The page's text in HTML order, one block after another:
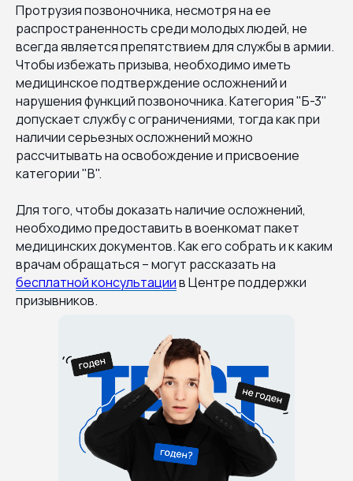
Протрузия позвоночника, несмотря на ее
распространенность среди молодых людей, не
всегда является препятствием для службы в армии.
Чтобы избежать призыва, необходимо иметь
медицинское подтверждение осложнений и
нарушения функций позвоночника. Категория "Б-3"
допускает службу с ограничениями, тогда как при
наличии серьезных осложнений можно
рассчитывать на освобождение и присвоение
категории "В".
Для того, чтобы доказать наличие осложнений,
необходимо предоставить в военкомат пакет
медицинских документов. Как его собрать и к каким
врачам обращаться – могут рассказать на
бесплатной консультациив Центре поддержки
призывников.